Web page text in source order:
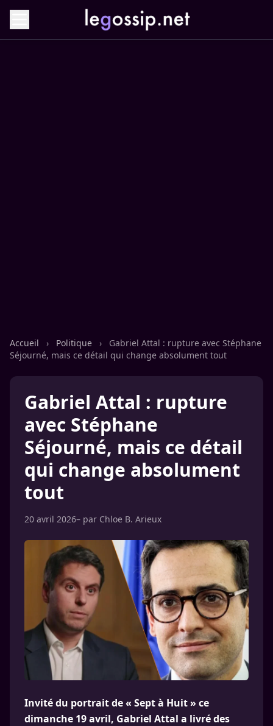
Accueil › Politique ›
Gabriel Attal : rupture avec Stéphane
Séjourné, mais ce détail qui change absolument tout
Gabriel Attal : rupture
avec Stéphane
Séjourné, mais ce détail
qui change absolument
tout
20 avril 2026– par Chloe B. Arieux
Invité du portrait de « Sept à Huit » ce
dimanche 19 avril, Gabriel Attal a livré des